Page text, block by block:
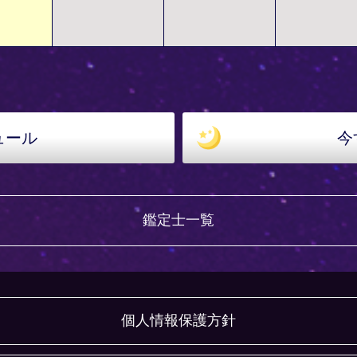
ール 今
鑑定士一覧
個人情報保護方針